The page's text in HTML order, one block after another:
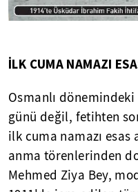
İLK CUMA NAMAZI
Osmanlı
günü değil, fetihten
ilk cuma namazı esas
anma törenlerinden
Mehmed Ziya Bey,